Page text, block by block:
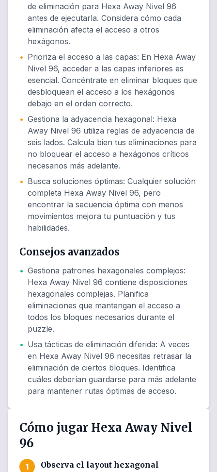
de eliminación para Hexa Away Nivel 96
antes de ejecutarla. Considera cómo cada
eliminación afecta el acceso a otros
hexágonos.
• Prioriza el acceso a las capas: En Hexa Away
Nivel 96, acceder a las capas inferiores es
esencial. Concéntrate en eliminar bloques que
desbloquean el acceso a los hexágonos
debajo en el orden correcto.
• Gestiona la adyacencia hexagonal: Hexa
Away Nivel 96 utiliza reglas de adyacencia de
seis lados. Calcula bien tus eliminaciones para
no bloquear el acceso a hexágonos críticos
necesarios más adelante.
• Busca soluciones óptimas: Cualquier solución
completa Hexa Away Nivel 96, pero
encontrar la secuencia óptima con menos
movimientos mejora tu puntuación y tus
habilidades.
Consejos avanzados
• Gestiona patrones hexagonales complejos:
Hexa Away Nivel 96 contiene disposiciones
hexagonales complejas. Planifica
eliminaciones que mantengan el acceso a
todos los bloques necesarios durante el
puzzle.
• Usa tácticas de eliminación diferida: A veces
en Hexa Away Nivel 96 necesitas retrasar la
eliminación de ciertos bloques. Identifica
cuáles deberían guardarse para más adelante
para mantener rutas óptimas de acceso.
Cómo jugar Hexa Away Nivel
96
1
Observa el layout hexagonal